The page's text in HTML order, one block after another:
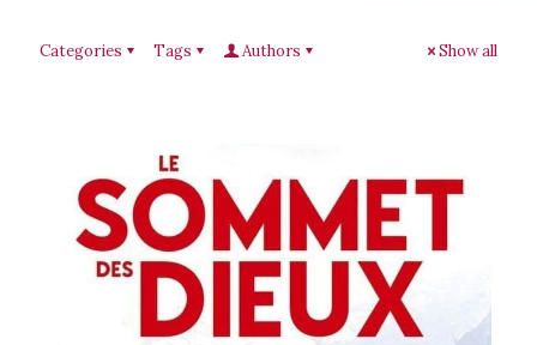
Categories Tags Authors Show all